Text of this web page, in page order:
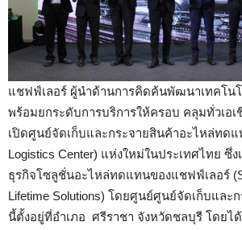
แชฟฟ์เลอร์ ผู้นำด้านการคิดค้นพัฒนาเทคโน
พร้อมยกระดับการบริการให้ครอบ คลุมทั่วเอ
เปิดศูนย์จัดเก็บและกระจายสินค้าอะไหล่ทด
Logistics Center) แห่งใหม่ในประเทศไทย ซึ่
ธุรกิจโซลูชั่นอะไหล่ทดแทนของแชฟฟ์เลอร์
Lifetime Solutions) โดยศูนย์ศูนย์จัดเก็บและ
นี้ตั้งอยู่ที่อำเภอ ศรีราชา จังหวัดชลบุรี โดยไ